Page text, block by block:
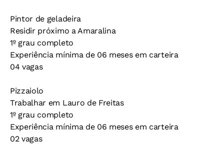
Pintor de geladeira
Residir próximo a Amaralina
1º grau completo
Experiência mínima de 06 meses em carteira
04 vagas
Pizzaiolo
Trabalhar em Lauro de Freitas
1º grau completo
Experiência mínima de 06 meses em carteira
02 vagas